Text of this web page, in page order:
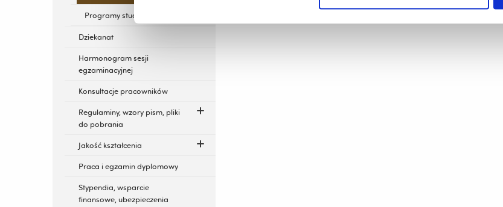
Programy studiów
Dziekanat
Harmonogram sesji
egzaminacyjnej
Konsultacje pracowników
Regulaminy, wzory pism, pliki
do pobrania
Jakość kształcenia
Praca i egzamin dyplomowy
Stypendia, wsparcie
finansowe, ubezpieczenia